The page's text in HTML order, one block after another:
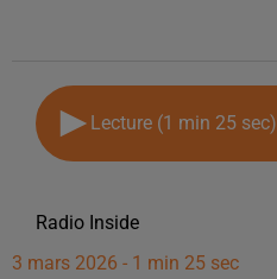
Lecture (1 min 25 sec)
Radio Inside
3 mars 2026 - 1 min 25 sec